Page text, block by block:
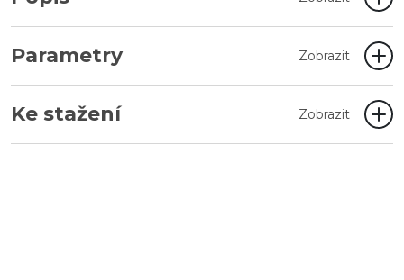
Parametry Zobrazit
Ke stažení Zobrazit